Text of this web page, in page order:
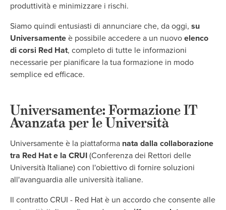
produttività e minimizzare i rischi.
Siamo quindi entusiasti di annunciare che, da oggi, su
Universamente è possibile accedere a un nuovo elenco
di corsi Red Hat, completo di tutte le informazioni
necessarie per pianificare la tua formazione in modo
semplice ed efficace.
Universamente: Formazione IT
Avanzata per le Università
Universamente è la piattaforma nata dalla collaborazione
tra Red Hat e la CRUI (Conferenza dei Rettori delle
Università Italiane) con l'obiettivo di fornire soluzioni
all'avanguardia alle università italiane.
Il contratto CRUI - Red Hat è un accordo che consente alle